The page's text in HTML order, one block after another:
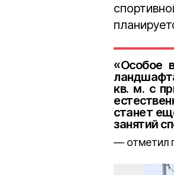
«Особое
кв. м. с
станет
занятий
отметил